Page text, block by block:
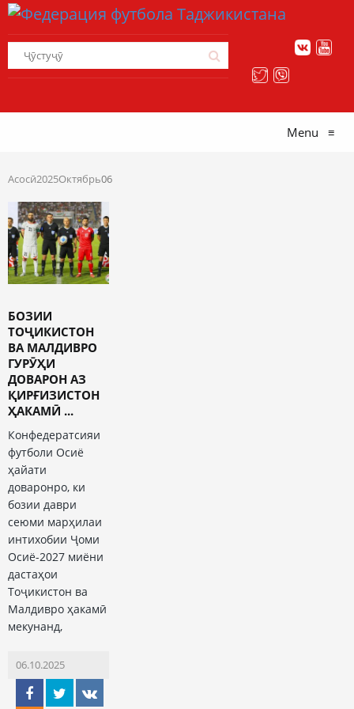
Menu ≡
Асосӣ2025Октябрь06
БОЗИИ
ТОҶИКИСТОН
ВА МАЛДИВРО
ГУРӮҲИ
ДОВАРОН АЗ
ҚИРҒИЗИСТОН
ҲАКАМӢ ...
Конфедератсияи
футболи Осиё
ҳайати
доваронро, ки
бозии даври
сеюми марҳилаи
интихобии Ҷоми
Осиё-2027 миёни
дастаҳои
Тоҷикистон ва
Малдивро ҳакамӣ
мекунанд,
06.10.2025